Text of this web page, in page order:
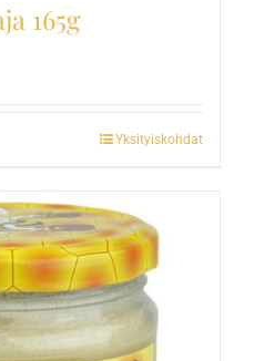
165g
Yksityiskohdat